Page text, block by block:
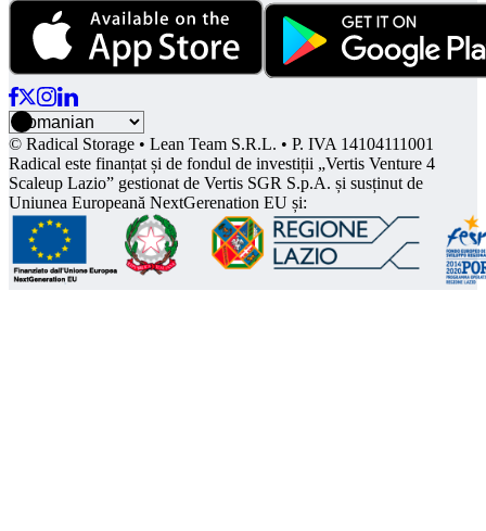
© Radical Storage • Lean Team S.R.L. • P. IVA 14104111001
Radical este finanțat și de fondul de investiții „Vertis Venture 4
Scaleup Lazio” gestionat de Vertis SGR S.p.A. și susținut de
Uniunea Europeană NextGerenation EU și: